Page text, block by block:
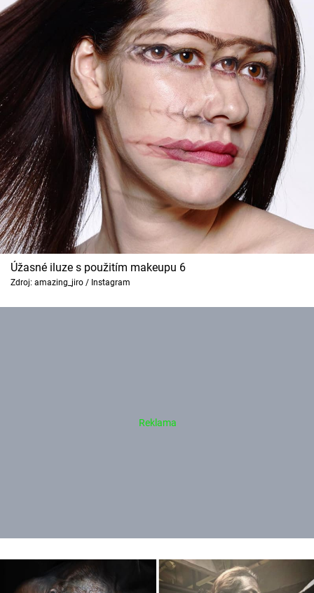
Úžasné iluze s použitím makeupu 6
Zdroj: amazing_jiro / Instagram